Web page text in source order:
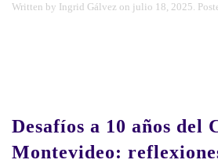
Written by Ingrid Gálvez on julio 18, 2025.
Desafíos a 10 años del
Montevideo: